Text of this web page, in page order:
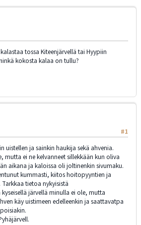
tossa Kiteenjärvellä tai Hyypiin
kokosta kalaa on tullu?
#1
uistellen ja sainkin haukija sekä ahvenia.
mutta ei ne kelvanneet sillekkään kun oliva
aikana ja kaloissa oli joltinenkin sivumaku.
kummasti, kiitos hoitopyyntien ja
tietoa nykyisistä
järvellä minulla ei ole, mutta
käy uistimeen edelleenkin ja saattavatpa